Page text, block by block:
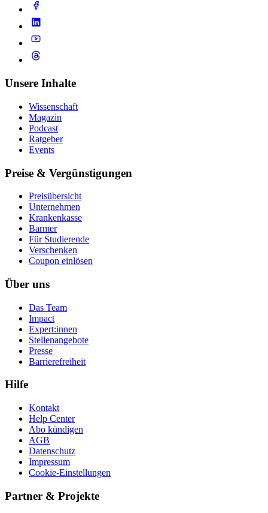
Unsere Inhalte
Wissenschaft
Magazin
Podcast
Ratgeber
Events
Preise & Vergünstigungen
Preisübersicht
Unternehmen
Krankenkasse
Barmer
Für Studierende
Ver­schen­ken
Coupon einlösen
Über uns
Das Team
Impact
Expert:innen
Stellenangebote
Presse
Barrierefreiheit
Hilfe
Kontakt
Help Center
Abo kündigen
AGB
Datenschutz
Impressum
Cookie-Einstellungen
Partner & Projekte